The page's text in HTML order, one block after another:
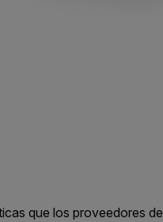
que los proveedores de